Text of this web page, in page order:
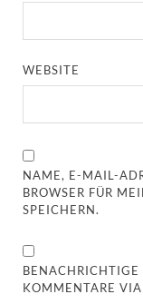
WEBSITE
NAME, E-MAIL-
BROWSER FÜR
SPEICHERN.
KOMMENTARE